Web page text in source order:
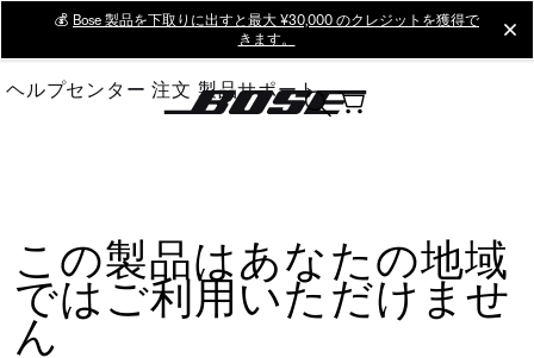
Main
💰 Bose 製品を下取りに出すと最大 ¥30,000 のクレジットを獲得で
きます。
ヘルプセンター 注文 製品サポート
この製品はあなたの地域
ではご利用いただけませ
ん